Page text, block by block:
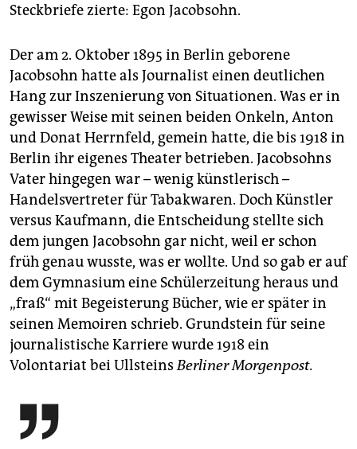
Steckbriefe zierte: Egon Jacobsohn.
Der am 2. Oktober 1895 in Berlin geborene
Jacobsohn hatte als Journalist einen deutlichen
Hang zur Inszenierung von Situationen. Was er in
gewisser Weise mit seinen beiden Onkeln, Anton
und Donat Herrnfeld, gemein hatte, die bis 1918 in
Berlin ihr eigenes Theater betrieben. Jacobsohns
Vater hingegen war – wenig künstlerisch –
Handelsvertreter für Tabakwaren. Doch Künstler
versus Kaufmann, die Entscheidung stellte sich
dem jungen Jacobsohn gar nicht, weil er schon
früh genau wusste, was er wollte. Und so gab er auf
dem Gymnasium eine Schülerzeitung he­raus und
„fraß“ mit Begeisterung Bücher, wie er später in
seinen Memoiren schrieb. Grundstein für seine
journalistische Karriere wurde 1918 ein
Volontariat bei UllsteinsBerliner Morgenpost.
